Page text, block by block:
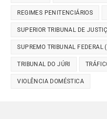
REGIMES PENITENCIÁRIOS
SUPERIOR TRIBUNAL DE
SUPREMO TRIBUNAL FEDERAL
TRIBUNAL DO JÚRI
VIOLÊNCIA DOMÉSTICA